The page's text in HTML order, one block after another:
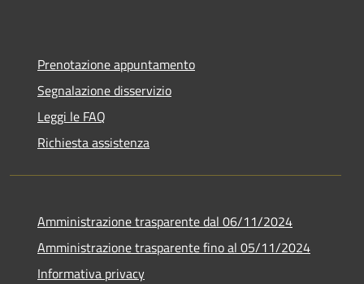
Prenotazione appuntamento
Segnalazione disservizio
Leggi le FAQ
Richiesta assistenza
Amministrazione trasparente dal 06/11/2024
Amministrazione trasparente fino al 05/11/2024
Informativa privacy